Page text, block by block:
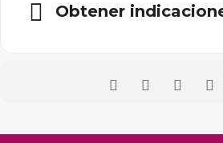
Obtener